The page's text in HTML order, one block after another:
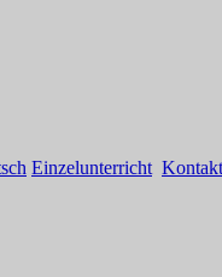
Einzelunterricht Kontakt